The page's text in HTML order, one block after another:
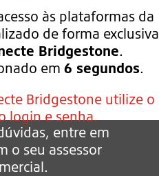
às plataformas da
de forma exclusiva
Bridgestone.
em 6 segundos.
Bridgestone utilize o
login e senha.
entre em
o seu assessor